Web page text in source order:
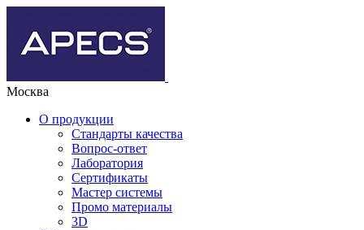
Москва
О продукции
Стандарты качества
Вопрос-ответ
Лаборатория
Сертификаты
Мастер системы
Промо материалы
3D